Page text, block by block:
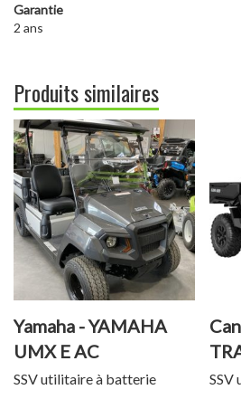
Garantie
2 ans
Produits similaires
Yamaha - YAMAHA
UMX E AC
SSV utilitaire à batterie SSV